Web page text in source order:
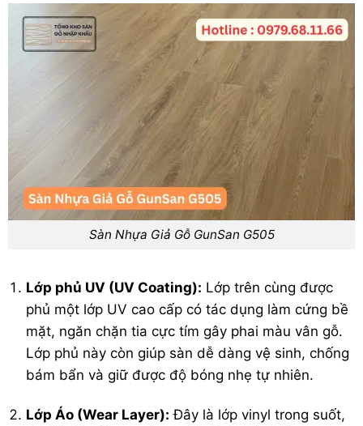
Sàn Nhựa Giả Gỗ GunSan G505
Lớp phủ UV (UV Coating): Lớp trên cùng được
phủ một lớp UV cao cấp có tác dụng làm cứng bề
mặt, ngăn chặn tia cực tím gây phai màu vân gỗ.
Lớp phủ này còn giúp sàn dễ dàng vệ sinh, chống
bám bẩn và giữ được độ bóng nhẹ tự nhiên.
Lớp Áo (Wear Layer): Đây là lớp vinyl trong suốt,